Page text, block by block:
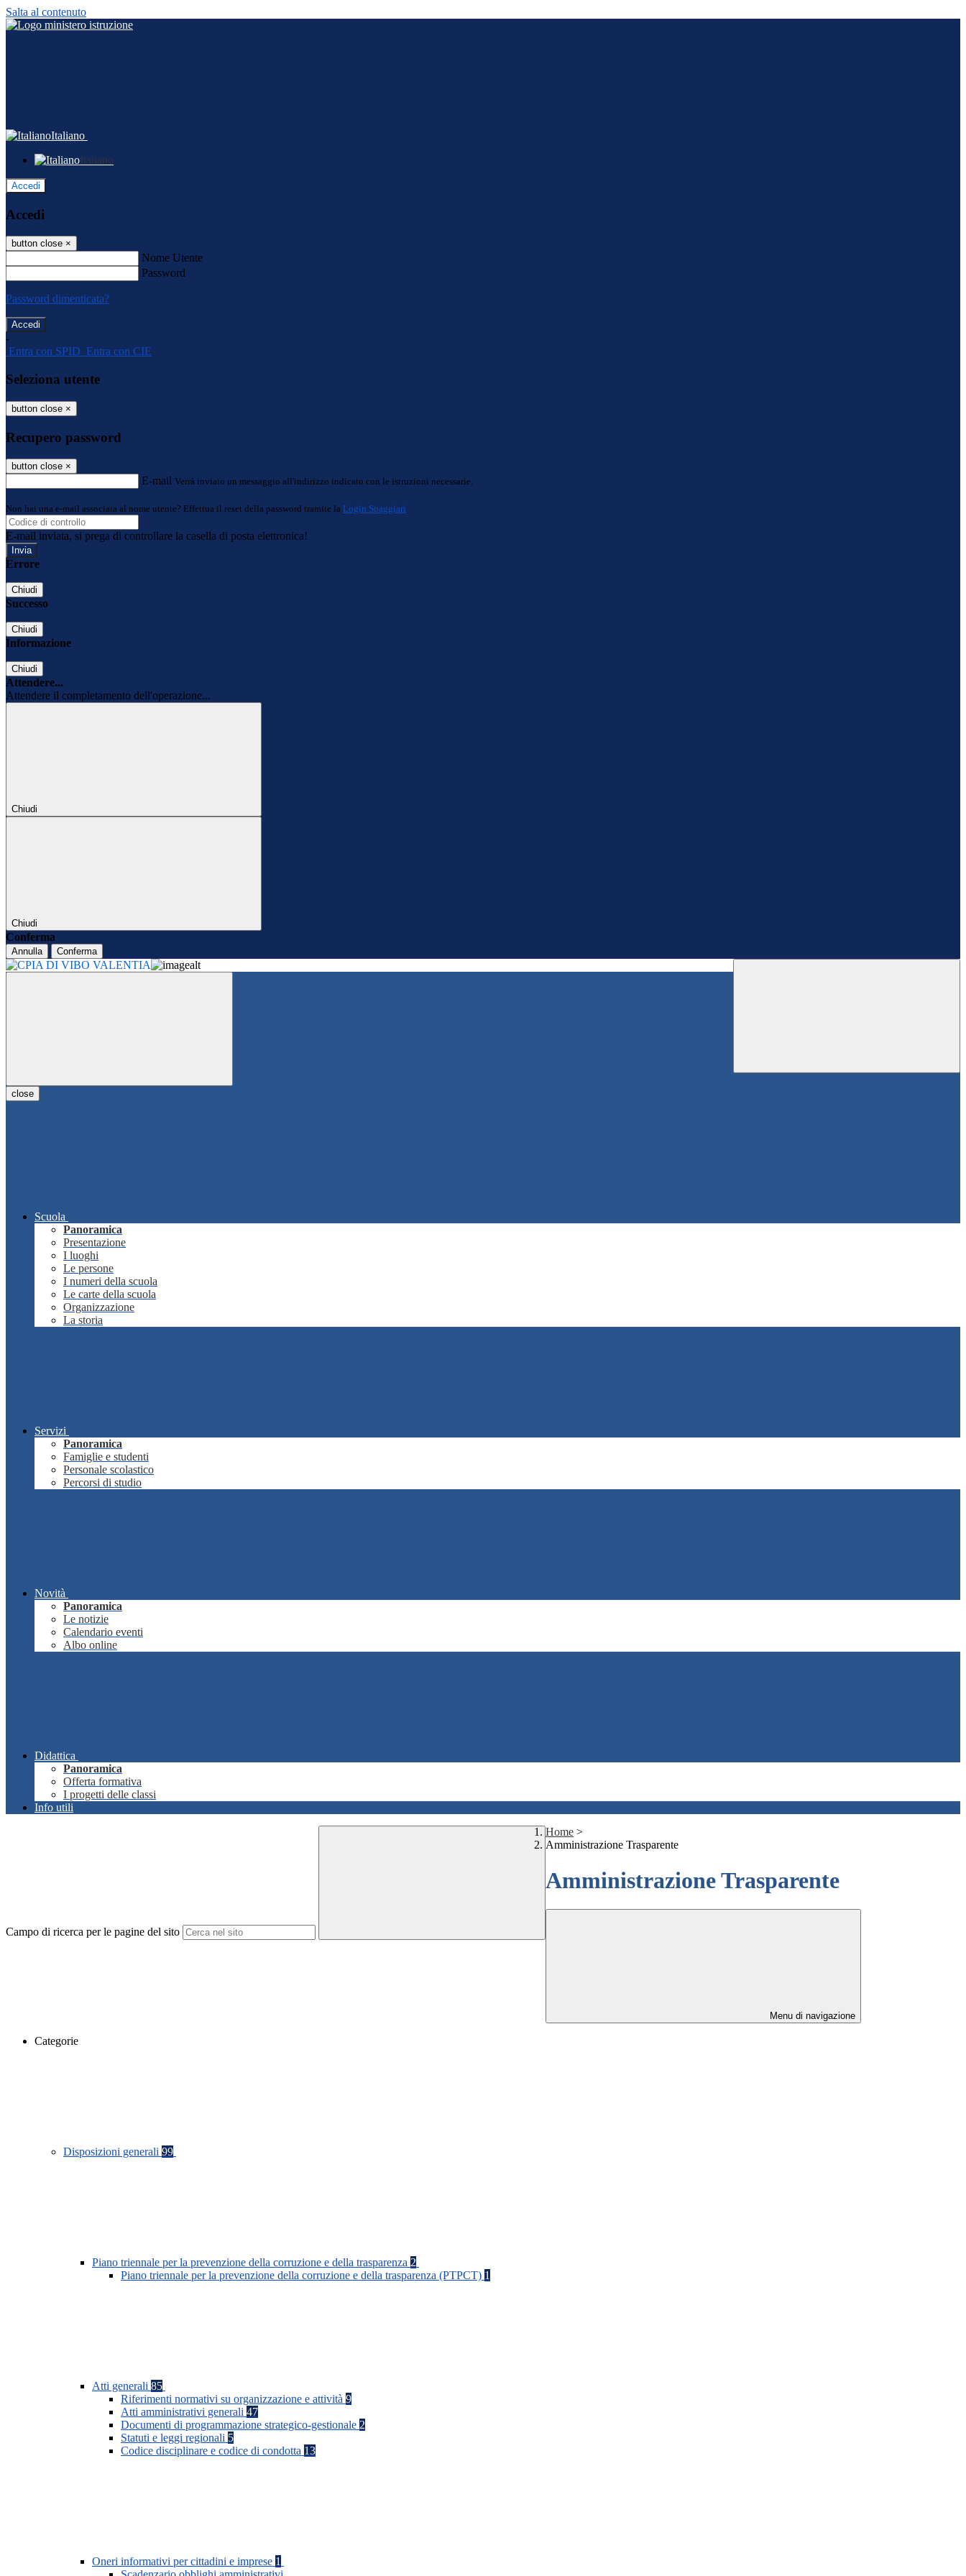
Salta al contenuto
Italiano
Italiano
Accedi
Accedi
button close ×
Nome Utente
Password
Password dimenticata?
-
Entra con SPID Entra con CIE
Seleziona utente
button close ×
Recupero password
button close ×
E-mail Verrà inviato un messaggio all'indirizzo indicato con le istruzioni necessarie.
Non hai una e-mail associata al nome utente? Effettua il reset della password tramite la Login Spaggiari
E-mail inviata, si prega di controllare la casella di posta elettronica!
Errore
Chiudi
Successo
Chiudi
Informazione
Chiudi
Attendere...
Attendere il completamento dell'operazione...
Chiudi
Chiudi
Conferma
Annulla Conferma
close
Scuola
Panoramica
Presentazione
I luoghi
Le persone
I numeri della scuola
Le carte della scuola
Organizzazione
La storia
Servizi
Panoramica
Famiglie e studenti
Personale scolastico
Percorsi di studio
Novità
Panoramica
Le notizie
Calendario eventi
Albo online
Didattica
Panoramica
Offerta formativa
I progetti delle classi
Info utili
Campo di ricerca per le pagine del sito
Home >
Amministrazione Trasparente
Amministrazione Trasparente
Menu di navigazione
Categorie
Disposizioni generali 99
Piano triennale per la prevenzione della corruzione e della trasparenza 2
Piano triennale per la prevenzione della corruzione e della trasparenza (PTPCT) 1
Atti generali 85
Riferimenti normativi su organizzazione e attività 9
Atti amministrativi generali 47
Documenti di programmazione strategico-gestionale 2
Statuti e leggi regionali 5
Codice disciplinare e codice di condotta 13
Oneri informativi per cittadini e imprese 1